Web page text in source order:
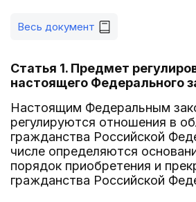
Весь документ
Статья 1. Предмет
настоящего Федерального
Настоящим Федеральным
регулируются отношения в
гражданства Российской
числе определяются
порядок приобретения и
гражданства Российской